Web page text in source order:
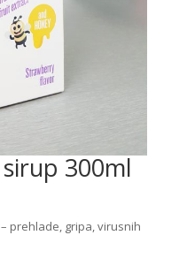
300ml
prehlade, gripa, virusnih